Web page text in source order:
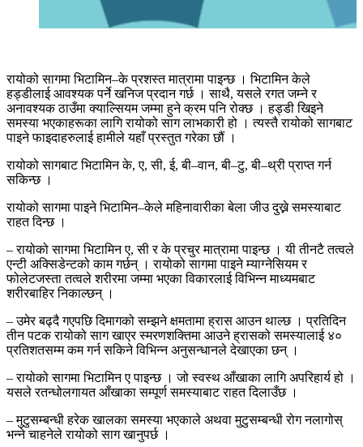
रायोको सागमा भिटामिन–के प्रशस्त मात्रामा पाइन्छ । भिटामिन केले
हड्डीलाई आवश्यक पर्ने खनिज प्रदान गर्छ । साथै, यसले रगत जम्ने र
अनावश्यक ठाउँमा क्याल्सियम जम्मा हुने क्रम पनि रोक्छ । हड्डी खिइने
समस्या भएकाहरूका लागि रायोको साग लाभकारी हो । त्यस्तै रायोको सागबाट
पाइने फाइदाहरुलाई हामीले यहाँ प्रस्तुत गरेका छौं ।
रायोको सागबाट भिटामिन के, ए, सी, ई, बी–वान, बी–टु, बी–थ्री प्राप्त गर्न
सकिन्छ ।
रायोको सागमा पाइने भिटामिन–केले महिनावारीका बेला जीउ दुख्ने समस्याबाट
राहत दिन्छ ।
– रायोको सागमा भिटामिन ए, सी र के प्रचुर मात्रामा पाइन्छ । यी तीनटै तत्वले
एन्टी अक्सिडेन्टको काम गर्छन् । रायोको सागमा पाइने म्याग्नेसियम र
फोलेटजस्ता तत्वले शरीरमा जम्मा भएका विकारलाई विभिन्न माध्यमबाट
शरीरबाहिर निकाल्छन् ।
– उमेर बढ्दै गएपछि दिमागको सम्झने क्षमतामा ह्रास आउन थाल्छ । प्रतिदिन
तीन पटक रायोको साग खाएर स्मरणशक्तिमा आउने ह्रासको समस्यालाई ४०
प्रतिशतसम्म कम गर्न सकिने विभिन्न अनुसन्धानले देखाएका छन् ।
– रायोको सागमा भिटामिन ए पाइन्छ । जो स्वस्थ आँखाका लागि अपरिहार्य हो ।
यसले रतन्धोलगायत आँखाका सम्पूर्ण समस्याबाट राहत दिलाउँछ ।
– मुटुसम्बन्धी हरेक खालका समस्या भएकाले अथवा मुटुसम्बन्धी रोग नलागोस्
भन्ने चाहनेले रायोको साग खानुपर्छ ।